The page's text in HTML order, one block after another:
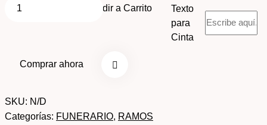
Añadir a Carrito
Texto
para
Cinta
Comprar ahora
SKU: N/D
Categorías: FUNERARIO, RAMOS